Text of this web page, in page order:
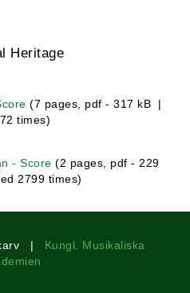
Heritage
(7 pages, pdf - 317 kB |
times)
- Score (2 pages, pdf - 229
2799 times)
| Kungl. Musikaliska